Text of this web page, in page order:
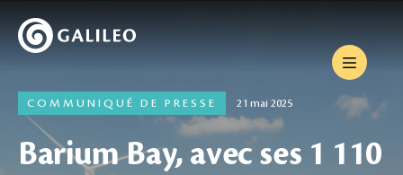
COMMUNIQUÉ DE PRESSE 21 mai 2025
Barium Bay, avec ses 1 110